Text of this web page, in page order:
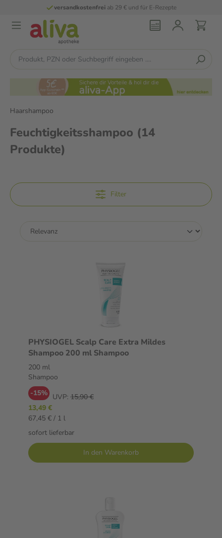
ab 29 € und für E-Rezepte
Haarshampoo
Feuchtigkeitsshampoo (14
Produkte)
Filter
PHYSIOGEL Scalp Care Extra Mildes
Shampoo 200 ml Shampoo
200 ml
Shampoo
-15% UVP: 15,90 €
13,49 €
67,45 € / 1 l
sofort lieferbar
In den Warenkorb